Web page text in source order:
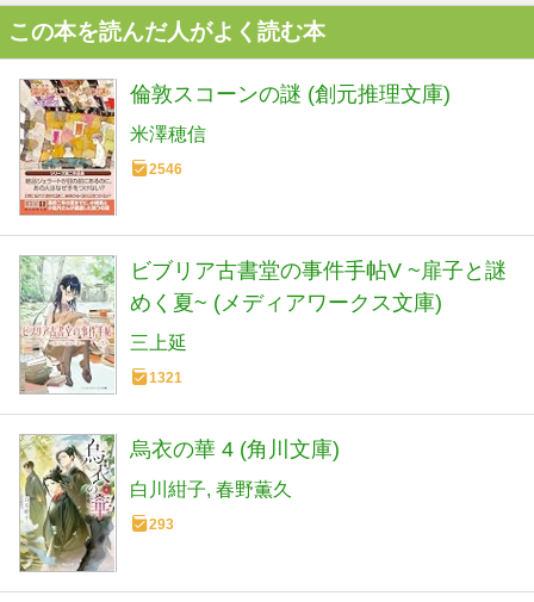
この本を読んだ人がよく読む本
倫敦スコーンの謎 (創元推理文庫)
米澤穂信
2546
ビブリア古書堂の事件手帖V ~扉子と謎
めく夏~ (メディアワークス文庫)
三上延
1321
烏衣の華 4 (角川文庫)
白川紺子 春野薫久
293